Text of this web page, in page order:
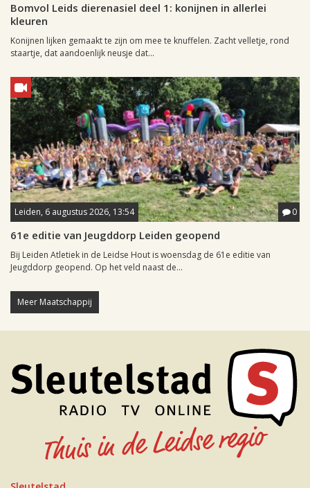
Bomvol Leids dierenasiel deel 1: konijnen in allerlei
kleuren
Konijnen lijken gemaakt te zijn om mee te knuffelen. Zacht velletje, rond
staartje, dat aandoenlijk neusje dat...
Leiden, 6 augustus 2026, 13:54 0
61e editie van Jeugddorp Leiden geopend
Bij Leiden Atletiek in de Leidse Hout is woensdag de 61e editie van
Jeugddorp geopend. Op het veld naast de...
Meer Maatschappij